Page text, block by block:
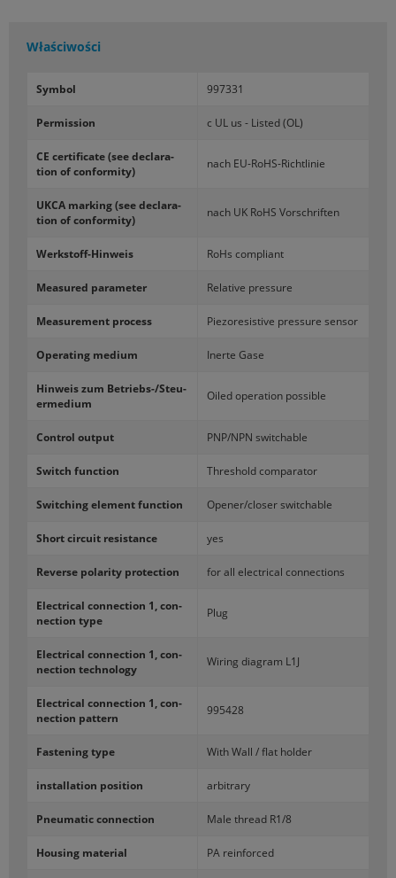
Właściwości
Sym­bol 997331
Per­mis­sion c UL us - Li­sted (OL)
CE cer­ti­fi­ca­te (see dec­la­ra­
tion of con­for­mi­ty)
nach EU-​RoHS-Richtlinie
UKCA mar­king (see dec­la­ra­
tion of con­for­mi­ty)
nach UK RoHS Vor­schri­ften
Werkstoff-​Hinweis RoHs com­pliant
Me­asu­red pa­ra­me­ter Re­la­ti­ve pres­su­re
Me­asu­re­ment pro­cess Pie­zo­re­si­sti­ve pres­su­re sen­sor
Ope­ra­ting me­dium In­er­te Gase
Hin­we­is zum Betriebs-​/Steu­
er­me­dium
Oiled ope­ra­tion po­ssi­ble
Con­trol out­put PNP/NPN swit­cha­ble
Switch func­tion Thre­shold com­pa­ra­tor
Swit­ching ele­ment func­tion Ope­ner/clo­ser swit­cha­ble
Short cir­cu­it re­si­stan­ce yes
Re­ver­se po­la­ri­ty pro­tec­tion for all elec­tri­cal con­nec­tions
Elec­tri­cal con­nec­tion 1, con­
nec­tion type
Plug
Elec­tri­cal con­nec­tion 1, con­
nec­tion tech­no­lo­gy
Wi­ring dia­gram L1J
Elec­tri­cal con­nec­tion 1, con­
nec­tion pat­tern
995428
Fa­ste­ning type With Wall / flat hol­der
in­stal­la­tion po­si­tion ar­bi­tra­ry
Pneu­ma­tic con­nec­tion Male thre­ad R1/8
Ho­using ma­te­rial PA re­in­for­ced